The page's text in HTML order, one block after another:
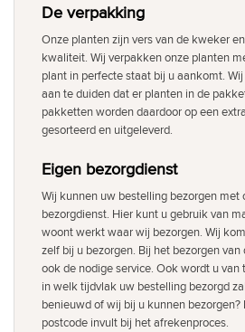
De verpakking
Onze planten zijn vers van de kweker
kwaliteit. Wij verpakken onze planten
plant in perfecte staat bij u aankomt.
aan te duiden dat er planten in de
pakketten worden daardoor op een
gesorteerd en uitgeleverd.
Eigen bezorgdienst
Wij kunnen uw bestelling bezorgen met
bezorgdienst. Hier kunt u gebruik van
woont werkt waar wij bezorgen. Wij
zelf bij u bezorgen. Bij het bezorgen
ook de nodige service. Ook wordt u
in welk tijdvlak uw bestelling bezorgd
benieuwd of wij bij u kunnen
postcode invult bij het afrekenproces.